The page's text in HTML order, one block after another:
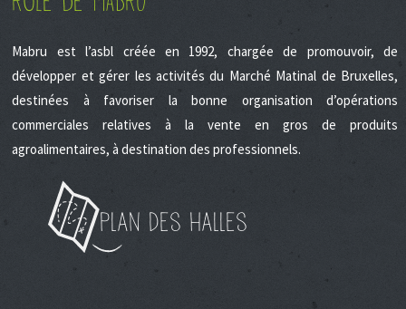
Mabru est l’asbl créée en 1992, chargée de promouvoir, de
développer et gérer les activités du Marché Matinal de Bruxelles,
destinées à favoriser la bonne organisation d’opérations
commerciales relatives à la vente en gros de produits
agroalimentaires, à destination des professionnels.
Plan des halles